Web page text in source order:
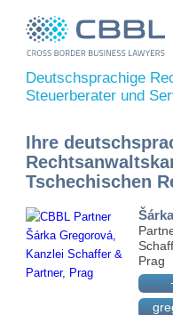
Deutschsprachige
Steuerberater und
Ihre
Tschechischen
Prag